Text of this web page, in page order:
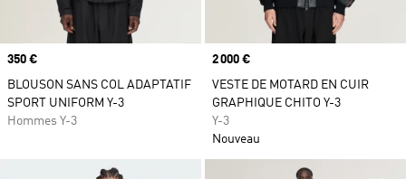
Prix
350 €
BLOUSON SANS COL ADAPTATIF
SPORT UNIFORM Y-3
Hommes Y-3
Prix
2 000 €
VESTE DE MOTARD EN CUIR
GRAPHIQUE CHITO Y-3
Y-3
Nouveau